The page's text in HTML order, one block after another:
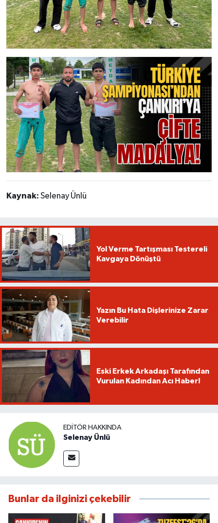
Kaynak: Selenay Ünlü
Yol Verme Tartışması Testereli
Kavgaya Dönüştü
Yazın Bu Hata Dişlerinize Zarar
Verebilir
Eski Erkek Arkadaşı Tarafından
Vurulan Kadından Acı Haber!
EDITÖR HAKKINDA
Selenay Ünlü
Bunlar da ilginizi çekebilir